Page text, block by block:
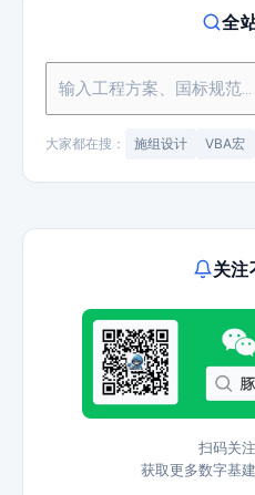
全
大家都在搜： 施组设计 VBA宏
关注
扫码关
获取更多数字基